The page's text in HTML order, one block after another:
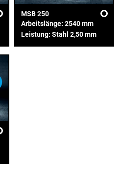
MSB 250
Arbeitslänge: 2540 mm
Leistung: Stahl 2,50 mm